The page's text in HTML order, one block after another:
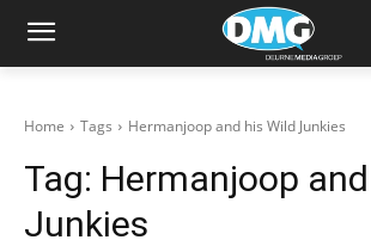
Home Tags Hermanjoop and his Wild Junkies
Tag: Hermanjoop
Junkies